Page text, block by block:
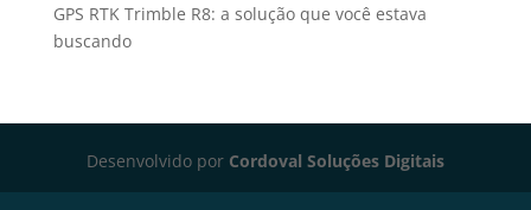
GPS RTK Trimble R8: a solução que você estava
buscando
Desenvolvido por Cordoval Soluções Digitais